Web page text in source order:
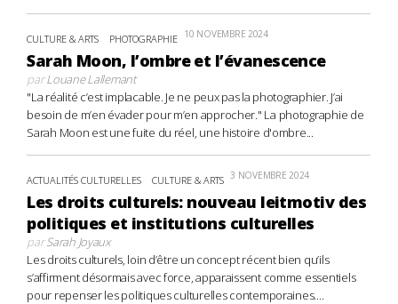
CULTURE & ARTS PHOTOGRAPHIE 10 NOVEMBRE 2024
Sarah Moon, l’ombre et l’évanescence
parLouane Lallemant
"La réalité c’est implacable. Je ne peux pas la photographier. J’ai
besoin de m’en évader pour m’en approcher." La photographie de
Sarah Moon est une fuite du réel, une histoire d'ombre...
ACTUALITÉS CULTURELLES CULTURE & ARTS 3 NOVEMBRE 2024
Les droits culturels: nouveau leitmotiv des
politiques et institutions culturelles
parSarah Joyaux
Les droits culturels, loin d’être un concept récent bien qu’ils
s’affirment désormais avec force, apparaissent comme essentiels
pour repenser les politiques culturelles contemporaines....